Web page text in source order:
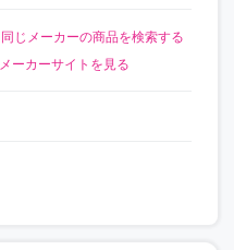
同じメーカーの商品を検索する
メーカーサイトを見る